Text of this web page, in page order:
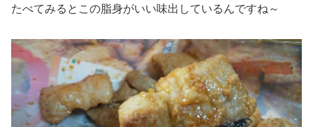
たべてみるとこの脂身がいい味出しているんですね～